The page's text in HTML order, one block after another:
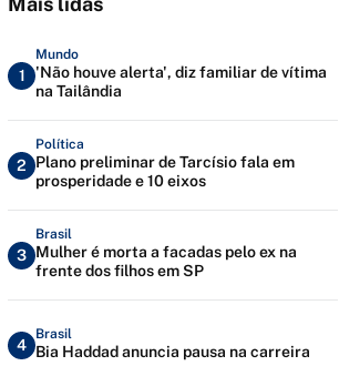
1
Mundo
'Não houve alerta', diz familiar de vítima
na Tailândia
2
Política
Plano preliminar de Tarcísio fala em
prosperidade e 10 eixos
3
Brasil
Mulher é morta a facadas pelo ex na
frente dos filhos em SP
4
Brasil
Bia Haddad anuncia pausa na carreira